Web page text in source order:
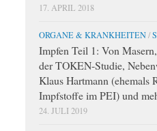
17. APRIL 2018
ORGANE & KRANKHEITEN/
Impfen Teil 1: Von
der TOKEN-Studie,
Klaus Hartmann (ehemals
Impfstoffe im PEI) und
24. JULI 2019